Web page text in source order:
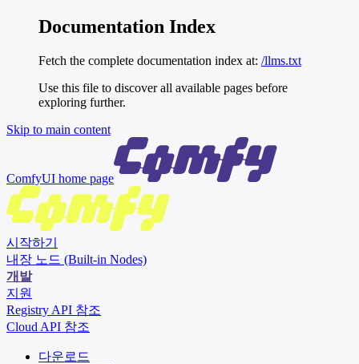
Documentation Index
Fetch the complete documentation index at: /llms.txt
Use this file to discover all available pages before
exploring further.
Skip to main content
ComfyUI home page
시작하기
내장 노드 (Built-in Nodes)
개발
지원
Registry API 참조
Cloud API 참조
다운로드